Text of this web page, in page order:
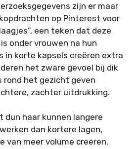
zijn er maar
op Pinterest voor
een teken dat deze
onder vrouwen na hun
in korte kapsels creëren extra
het zware gevoel bij dik
rond het gezicht geven
zachter uitdrukking.
dun haar kunnen langere
dan kortere lagen,
van meer volume creëren.